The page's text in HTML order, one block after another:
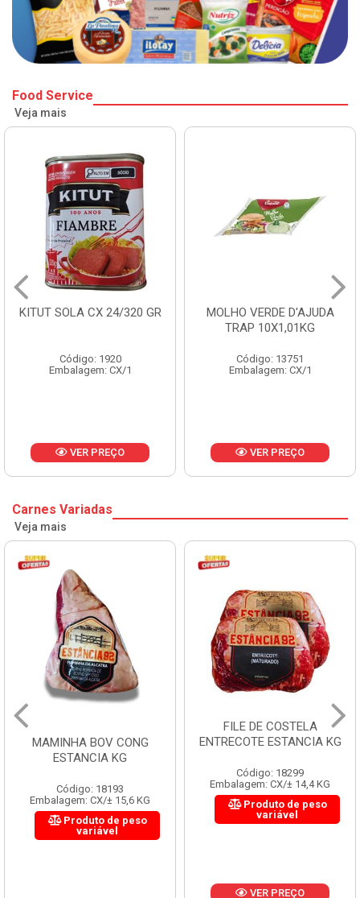
Food Service
Veja mais
CX 24/320 GR
CX/1
PREÇO
MOLHO VERDE D'AJUDA
TRAP 10X1,01KG
Embalagem: CX/1
VER PREÇO
FRUTAS
Carnes Variadas
Veja mais
MAMINHA BOV CONG
ESTANCIA KG
Código: 18193
Embalagem: CX/± 15,6 KG
Produto de peso
variável
FILE DE COSTELA
ENTRECOTE ESTANCIA KG
Código: 18299
Embalagem: CX/± 14,4 KG
Produto de peso
variável
VER PREÇO